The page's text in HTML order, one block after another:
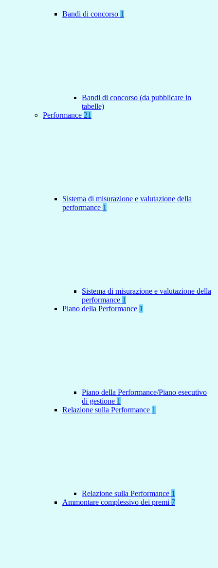
Bandi di concorso 1
Bandi di concorso (da pubblicare in
tabelle)
Performance 21
Sistema di misurazione e valutazione della
performance 1
Sistema di misurazione e valutazione della
performance 1
Piano della Performance 1
Piano della Performance/Piano esecutivo
di gestione 1
Relazione sulla Performance 1
Relazione sulla Performance 1
Ammontare complessivo dei premi 7